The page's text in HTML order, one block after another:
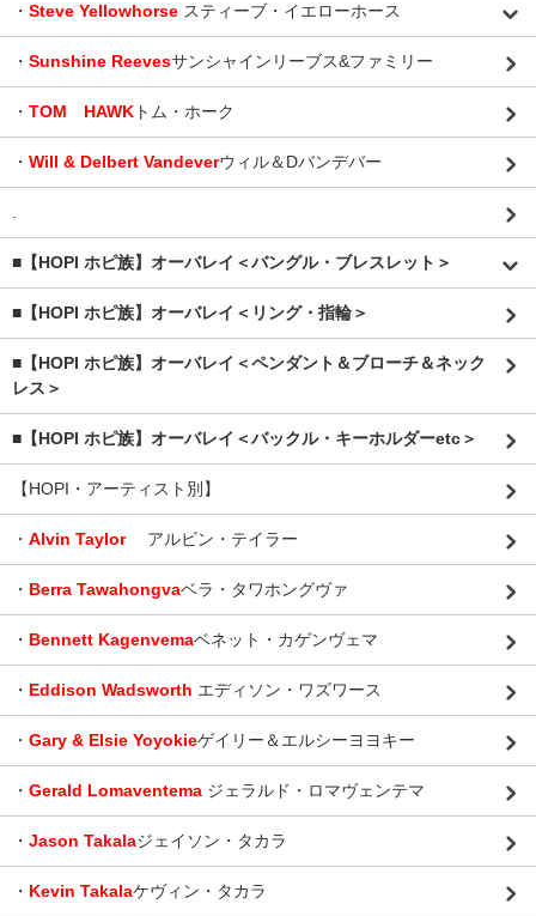
・ Steve Yellowhorse スティーブ・イエローホース
・ Sunshine Reevesサンシャインリーブス&ファミリー
・ TOM HAWK トム・ホーク
・ Will & Delbert Vandeverウィル＆Dバンデバー
■【HOPI ホピ族】オーバレイ＜バングル・ブレスレット＞
■【HOPI ホピ族】オーバレイ＜リング・指輪＞
■【HOPI ホピ族】オーバレイ＜ペンダント＆ブローチ＆ネック
レス＞
■【HOPI ホピ族】オーバレイ＜バックル・キーホルダーetc＞
【HOPI・アーティスト別】
・ Alvin Taylor アルビン・テイラー
・ Berra Tawahongvaベラ・タワホングヴァ
・ Bennett Kagenvemaベネット・カゲンヴェマ
・ Eddison Wadsworth エディソン・ワズワース
・ Gary & Elsie Yoyokieゲイリー＆エルシーヨヨキー
・ Gerald Lomaventema ジェラルド・ロマヴェンテマ
・ Jason Takalaジェイソン・タカラ
・ Kevin Takalaケヴィン・タカラ